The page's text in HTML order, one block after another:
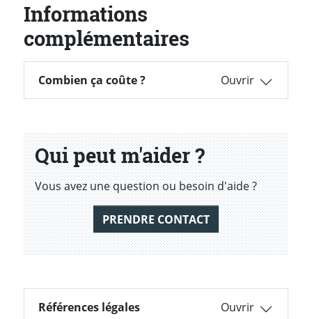
Informations
complémentaires
Combien ça coûte ?
Combien ça coûte ?
Qui peut m'aider ?
Vous avez une question ou besoin d'aide ?
PRENDRE CONTACT
Références légales
Références légales